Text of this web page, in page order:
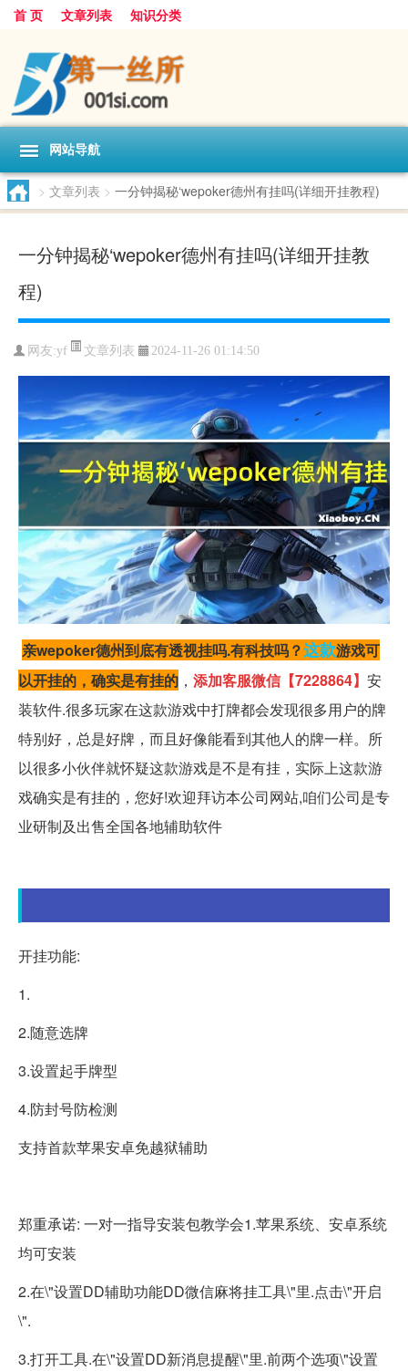
首 页 文章列表 知识分类
网站导航
> 文章列表 > 一分钟揭秘‘wepoker德州有挂吗(详细开挂教程)
一分钟揭秘‘wepoker德州有挂吗(详细开挂教
程)
网友:yf 文章列表 2024-11-26 01:14:50
亲wepoker德州到底有透视挂吗.有科技吗？这款游戏可
以开挂的，确实是有挂的 ， 添加客服微信【7228864】 安
装软件.很多玩家在这款游戏中打牌都会发现很多用户的牌
特别好，总是好牌，而且好像能看到其他人的牌一样。所
以很多小伙伴就怀疑这款游戏是不是有挂，实际上这款游
戏确实是有挂的，您好!欢迎拜访本公司网站,咱们公司是专
业研制及出售全国各地辅助软件
开挂功能:
1.
2.随意选牌
3.设置起手牌型
4.防封号防检测
支持首款苹果安卓免越狱辅助
郑重承诺: 一对一指导安装包教学会1.苹果系统、安卓系统
均可安装
2.在\"设置DD辅助功能DD微信麻将挂工具\"里.点击\"开启
\".
3.打开工具.在\"设置DD新消息提醒\"里.前两个选项\"设置